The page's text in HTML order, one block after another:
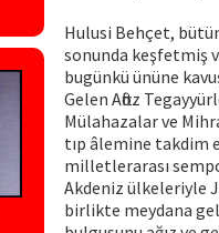
Hulusi Behçet,
sonunda keşfetmiş
bugünkü ününe
Gelen Aftöz
Mülahazalar ve
tıp âlemine takdim
milletlerarası
Akdeniz ülkeleriyle
birlikte meydana